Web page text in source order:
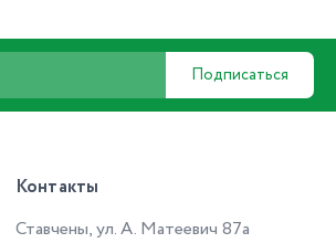
Подписаться
Контакты
Ставчены, ул. А. Матеевич 87a